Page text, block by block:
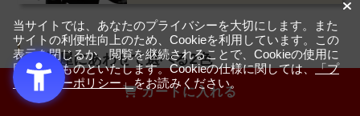
カートに入れる
お部屋にあわせて選べる2色
当サイトでは、あなたのプライバシーを大切にします。また
サイトの利便性向上のため、Cookieを利用しています。この
表示を閉じるか、閲覧を継続されることで、Cookieの使用に
同意するものといたします。Cookieの仕様に関しては、「プ
ライバシーポリシー」をお読みください。